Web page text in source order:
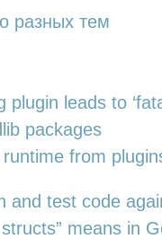
разных тем
plugin leads to
packages
from
and test code
means in